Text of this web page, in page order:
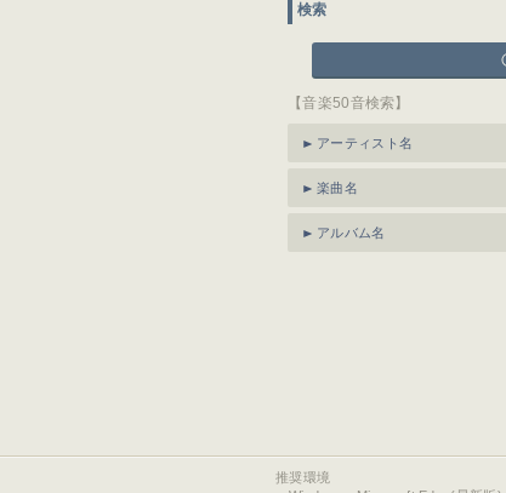
検索
【音楽50音検索】
アーティスト名
楽曲名
アルバム名
推奨環境